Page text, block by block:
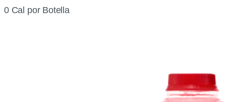
0 Cal por Botella